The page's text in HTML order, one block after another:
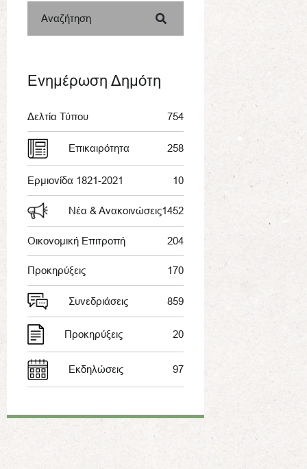
Αναζήτηση
Ενημέρωση Δημότη
Δελτία Τύπου 754
Επικαιρότητα 258
Ερμιονίδα 1821-2021 10
Νέα & Ανακοινώσεις1452
Οικονομική Επιτροπή 204
Προκηρύξεις 170
Συνεδριάσεις 859
Προκηρύξεις 20
Εκδηλώσεις 97